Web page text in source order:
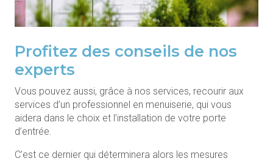
Profitez des conseils de nos
experts
Vous pouvez aussi, grâce à nos services, recourir aux
services d’un professionnel en menuiserie, qui vous
aidera dans le choix et l’installation de votre porte
d’entrée.
C’est ce dernier qui déterminera alors les mesures